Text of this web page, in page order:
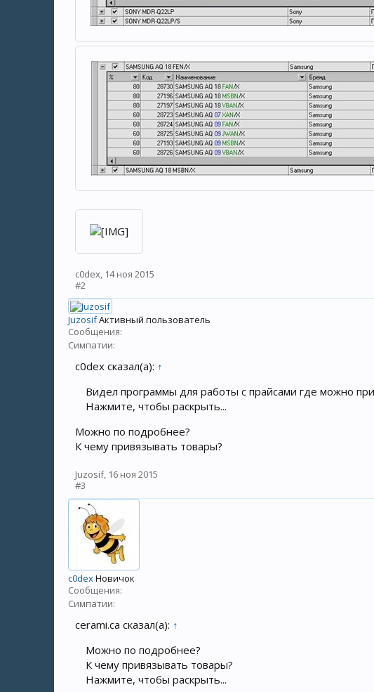
c0dex, 14 ноя 2015
#2
JuzosifАктивный пользователь
Сообщения:
Симпатии:
c0dex сказал(а): ↑
Видел программы для работы с прайсами где можно
Нажмите, чтобы раскрыть...
Можно по подробнее?
К чему привязывать товары?
Juzosif, 16 ноя 2015
#3
c0dexНовичок
Сообщения:
Симпатии:
cerami.ca сказал(а): ↑
Можно по подробнее?
К чему привязывать товары?
Нажмите, чтобы раскрыть...